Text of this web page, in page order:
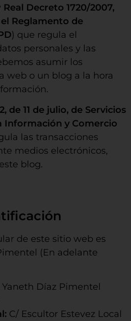
Real Decreto 1720/2007,
Reglamento de
) que regula el
personales y las
asumir los
web o un blog a la hora
de 11 de julio, de Servicios
Información y Comercio
las transacciones
medios electrónicos,
blog.
de este sitio web es
(En adelante
Yaneth Díaz Pimentel
C/ Escultor Estevez Local